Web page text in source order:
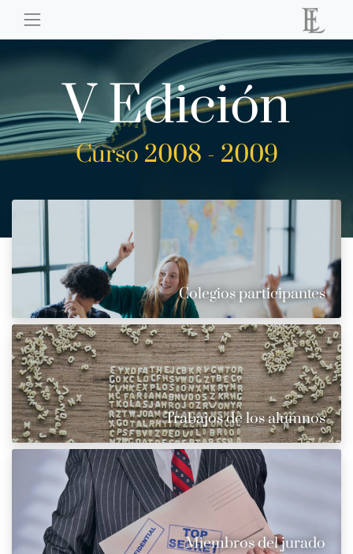
V Edición
Curso 2008 - 2009
Colegios participantes
Trabajos de los alumnos
Miembros del jurado